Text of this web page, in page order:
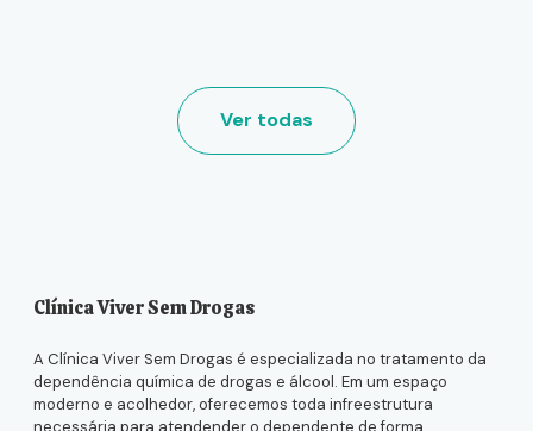
Ver todas
Clínica Viver Sem Drogas
A Clínica Viver Sem Drogas é especializada no tratamento da
dependência química de drogas e álcool. Em um espaço
moderno e acolhedor, oferecemos toda infreestrutura
necessária para atendender o dependente de forma